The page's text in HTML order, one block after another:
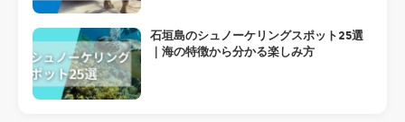
石垣島のシュノーケリングスポット25選
｜海の特徴から分かる楽しみ方